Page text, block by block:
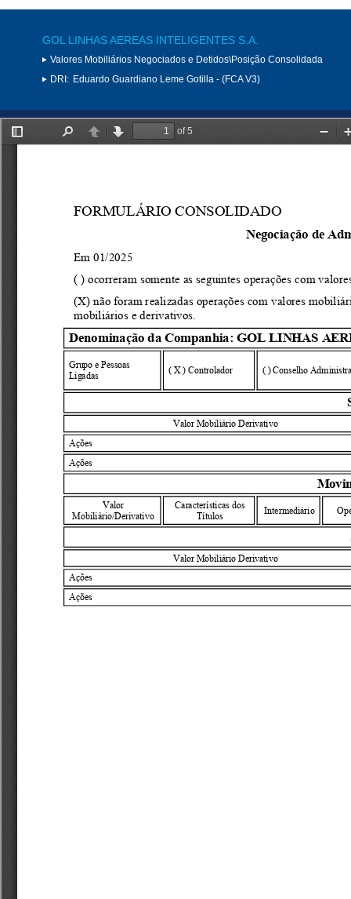
GOL LINHAS AEREAS INTELIGENTES S.A.
Valores Mobiliários Negociados e Detidos\Posição Consolidada
DRI: Eduardo Guardiano Leme Gotilla - (FCA V3)